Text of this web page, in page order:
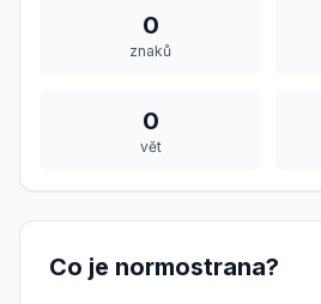
0
znaků
0
vět
Co je normostrana?